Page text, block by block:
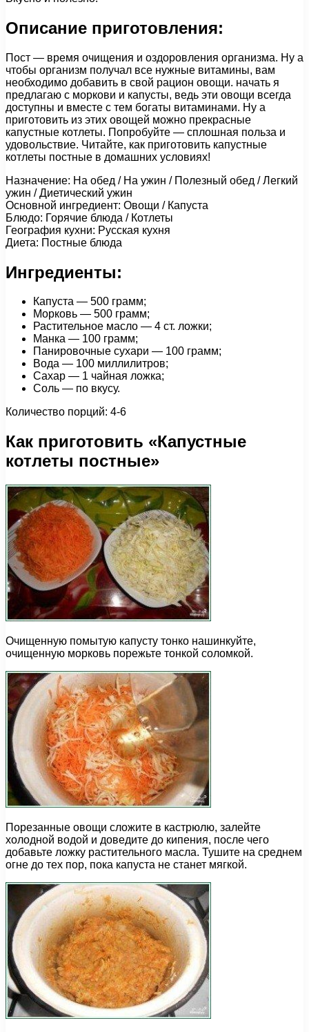
Описание приготовления:
Пост — время очищения и оздоровления организма. Ну а
чтобы организм получал все нужные витамины, вам
необходимо добавить в свой рацион овощи. начать я
предлагаю с моркови и капусты, ведь эти овощи всегда
доступны и вместе с тем богаты витаминами. Ну а
приготовить из этих овощей можно прекрасные
капустные котлеты. Попробуйте — сплошная польза и
удовольствие. Читайте, как приготовить капустные
котлеты постные в домашних условиях!
Назначение: На обед / На ужин / Полезный обед / Легкий
ужин / Диетический ужин
Основной ингредиент: Овощи / Капуста
Блюдо: Горячие блюда / Котлеты
География кухни: Русская кухня
Диета: Постные блюда
Ингредиенты:
Капуста — 500 грамм;
Морковь — 500 грамм;
Растительное масло — 4 ст. ложки;
Манка — 100 грамм;
Панировочные сухари — 100 грамм;
Вода — 100 миллилитров;
Сахар — 1 чайная ложка;
Соль — по вкусу.
Количество порций: 4-6
Как приготовить «Капустные
котлеты постные»
Очищенную помытую капусту тонко нашинкуйте,
очищенную морковь порежьте тонкой соломкой.
Порезанные овощи сложите в кастрюлю, залейте
холодной водой и доведите до кипения, после чего
добавьте ложку растительного масла. Тушите на среднем
огне до тех пор, пока капуста не станет мягкой.